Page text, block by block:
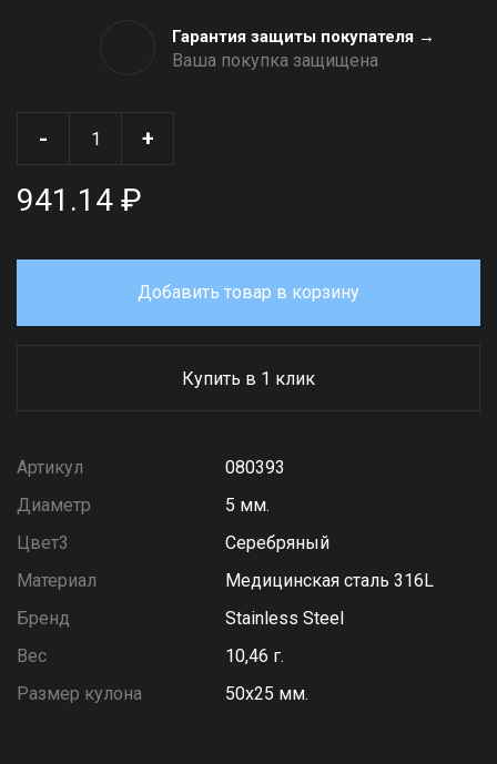
Гарантия защиты покупателя →
Ваша покупка защищена
- +
941.14 ₽
Добавить товар в корзину
Купить в 1 клик
Артикул
080393
Диаметр
5 мм.
Цвет3
Серебряный
Материал
Медицинская сталь 316L
Бренд
Stainless Steel
Вес
10,46 г.
Размер кулона
50х25 мм.